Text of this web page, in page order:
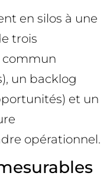
en silos à une
trois
commun
un backlog
et un
opérationnel.